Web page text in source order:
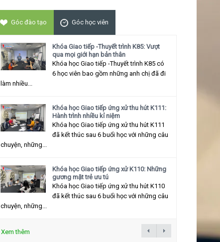
Góc đào tạo Góc học viên
Khóa Giao tiếp -Thuyết trình K85: Vượt
qua mọi giới hạn bản thân
Khóa học Giao tiếp -Thuyết trình K85 có
6 học viên bao gồm những anh chị đã đi
làm nhiều...
Khóa học Giao tiếp ứng xử thu hút K111:
Hành trình nhiều kỉ niệm
Khóa học Giao tiếp ứng xử thu hút K111
đã kết thúc sau 6 buổi học với những câu
chuyện, những...
Khóa học Giao tiếp ứng xử K110: Những
gương mặt trẻ ưu tú
Khóa học Giao tiếp ứng xử thu hút K110
đã kết thúc sau 6 buổi học với những câu
chuyện, những...
Xem thêm